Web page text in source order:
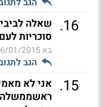
16
. שאלה
סוכריות
בא01/2015 10:11
הגב
15
. אני לא
ראשממשלה